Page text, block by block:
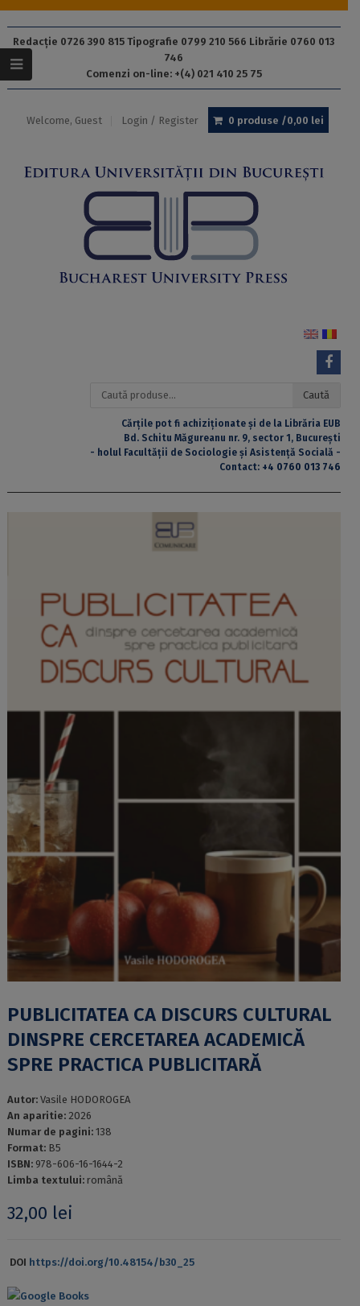
Redacție 0726 390 815 Tipografie 0799 210 566 Librărie 0760 013
746
Comenzi on-line: +(4) 021 410 25 75
Welcome, Guest Login / Register 0 produse /0,00 lei
Caută
Caută
Cărțile pot fi achiziționate și de la Librăria EUB
Bd. Schitu Măgureanu nr. 9, sector 1, București
- holul Facultății de Sociologie și Asistență Socială -
Contact: +4 0760 013 746
PUBLICITATEA CA DISCURS CULTURAL
DINSPRE CERCETAREA ACADEMICĂ
SPRE PRACTICA PUBLICITARĂ
Autor: Vasile HODOROGEA
An aparitie: 2026
Numar de pagini: 138
Format: B5
ISBN: 978-606-16-1644-2
Limba textului: română
32,00 lei
DOI https://doi.org/10.48154/b30_25
Google Books